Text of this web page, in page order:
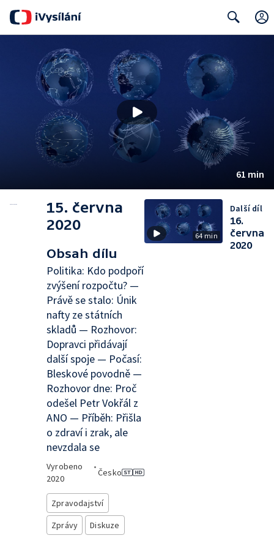
61 min
15. června
2020
Obsah dílu
Politika: Kdo podpoří
zvýšení rozpočtu? —
Právě se stalo: Únik
nafty ze státních
skladů — Rozhovor:
Dopravci přidávají
další spoje — Počasí:
Bleskové povodně —
Rozhovor dne: Proč
odešel Petr Vokřál z
ANO — Příběh: Přišla
o zdraví i zrak, ale
nevzdala se
Vyrobeno
2020
•
Česko
Zpravodajství
Zprávy
Diskuze
64 min
Další díl
16.
června
2020